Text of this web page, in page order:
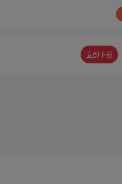
立即下载